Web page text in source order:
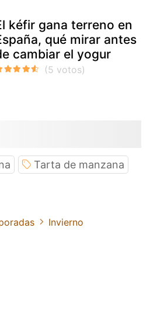
kéfir gana terreno en
qué mirar antes
cambiar el yogur
Tarta de manzana
Invierno